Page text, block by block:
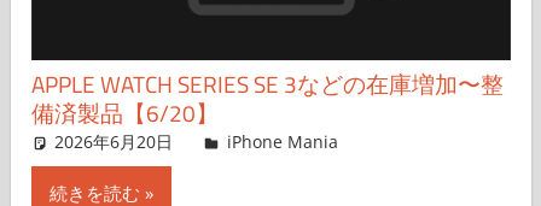
APPLE WATCH SERIES SE 3などの在庫増加〜整
備済製品【6/20】
2026年6月20日 FT729
iPhone Mania
続きを読む